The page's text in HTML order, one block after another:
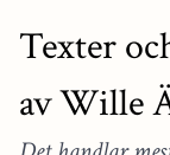
Texter
av Wille